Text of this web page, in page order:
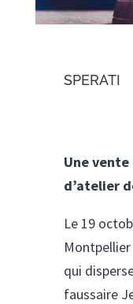
SPERATI
Une
d’atelier
Le 19
Montpellier
qui
faussaire